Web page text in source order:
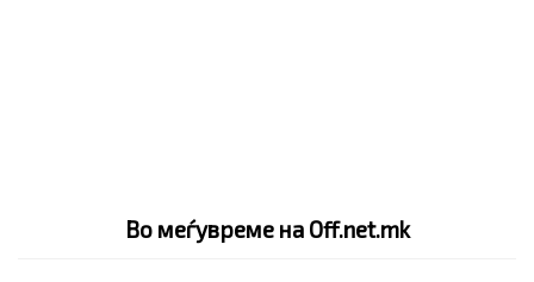
Во меѓувреме на Off.net.mk